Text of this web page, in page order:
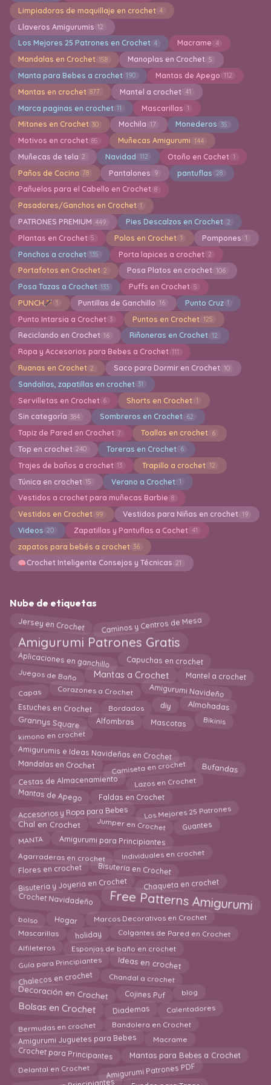
Limpiadoras de maquillaje en crochet 4
Llaveros Amigurumis 12
Los Mejores 25 Patrones en Crochet 4 Macrame 4
Mandalas en Crochet 158 Manoplas en Crochet 5
Manta para Bebes a crochet 190 Mantas de Apego 112
Mantas en crochet 877 Mantel a crochet 41
Marca paginas en crochet 11 Mascarillas 1
Mitones en Crochet 30 Mochila 17 Monederos 35
Motivos en crochet 85 Muñecas Amigurumi 144
Muñecas de tela 2 Navidad 112 Otoño en Cochet 1
Paños de Cocina 78 Pantalones 9 pantuflas 28
Pañuelos para el Cabello en Crochet 8
Pasadores/Ganchos en Crochet 1
PATRONES PREMIUM 449 Pies Descalzos en Crochet 2
Plantas en Crochet 5 Polos en Crochet 1 Pompones 1
Ponchos a crochet 135 Porta lapices a crochet 2
Portafotos en Crochet 2 Posa Platos en crochet 106
Posa Tazas a Crochet 133 Puffs en Crochet 5
PUNCH 1 Puntillas de Ganchillo 16 Punto Cruz 1
Punto Intarsia a Crochet 3 Puntos en Crochet 125
Reciclando en Crochet 16 Riñoneras en Crochet 12
Ropa y Accesorios para Bebes a Crochet 111
Ruanas en Crochet 2 Saco para Dormir en Crochet 10
Sandalias, zapatillas en crochet 31
Servilletas en Crochet 6 Shorts en Crochet 1
Sin categoría 384 Sombreros en Crochet 62
Tapiz de Pared en Crochet 7 Toallas en crochet 6
Top en crochet 240 Toreras en Crochet 6
Trajes de baños a crochet 13 Trapillo a crochet 12
Túnica en crochet 15 Verano a Crochet 1
Vestidos a crochet para muñecas Barbie 8
Vestidos en Crochet 99 Vestidos para Niñas en crochet 19
Videos 20 Zapatillas y Pantuflas a Cochet 41
zapatos para bebés a crochet 36
Crochet Inteligente Consejos y Técnicas 21
Nube de etiquetas
Jersey en Crochet Caminos y Centros de Mesa
Amigurumi Patrones Gratis
Aplicaciones en ganchillo Capuchas en crochet
Juegos de Baño Mantas a Crochet Mantel a crochet
Capas Corazones a Crochet Amigurumi Navideño
Estuches en Crochet Bordados diy Almohadas
Grannys Square Alfombras Mascotas Bikinis
kimono en crochet
Amigurumis e Ideas Navideñas en Crochet
Mandalas en Crochet Camiseta en crochet Bufandas
Cestas de Almacenamiento Lazos en Crochet
Mantas de Apego Faldas en Crochet
Accesorios y Ropa para Bebes Los Mejores 25 Patrones
Chal en Crochet Jumper en Crochet Guantes
MANTA Amigurumi para Principiantes
Agarraderas en crochet Individuales en crochet
Flores en crochet Bisutería en Crochet
Bisuteria y Joyeria en Crochet Chaqueta en crochet
Crochet Navidadeño Free Patterns Amigurumi
bolso Hogar Marcos Decorativos en Crochet
Mascarillas holiday Colgantes de Pared en Crochet
Alfileteros Esponjas de baño en crochet
Guía para Principiantes Ideas en crochet
Chalecos en crochet Chandal a crochet
Decoración en Crochet Cojines Puf blog
Bolsas en Crochet Diademas Calentadores
Bermudas en crochet Bandolera en Crochet
Amigurumi Juguetes para Bebes Macrame
Crochet para Principantes Mantas para Bebes a Crochet
Delantal en Crochet Amigurumi Patrones PDF